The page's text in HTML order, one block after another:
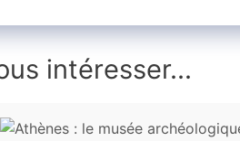
intéresser...